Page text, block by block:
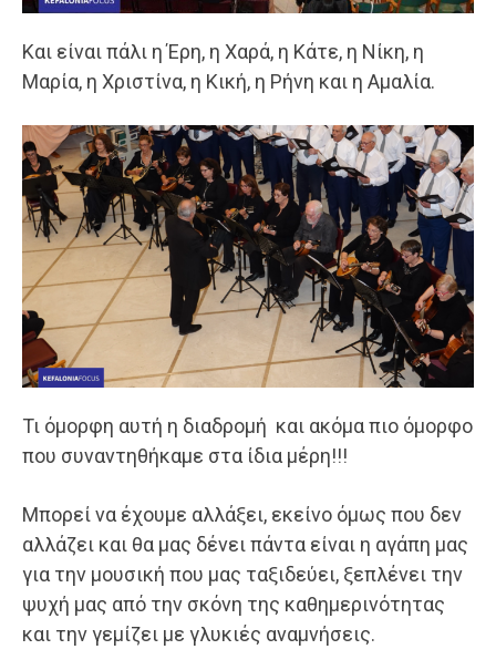
Και είναι πάλι η Έρη, η Χαρά, η Κάτε, η Νίκη, η
Μαρία, η Χριστίνα, η Κική, η Ρήνη και η Αμαλία.
Τι όμορφη αυτή η διαδρομή και ακόμα πιο όμορφο
που συναντηθήκαμε στα ίδια μέρη!!!
Μπορεί να έχουμε αλλάξει, εκείνο όμως που δεν
αλλάζει και θα μας δένει πάντα είναι η αγάπη μας
για την μουσική που μας ταξιδεύει, ξεπλένει την
ψυχή μας από την σκόνη της καθημερινότητας
και την γεμίζει με γλυκιές αναμνήσεις.